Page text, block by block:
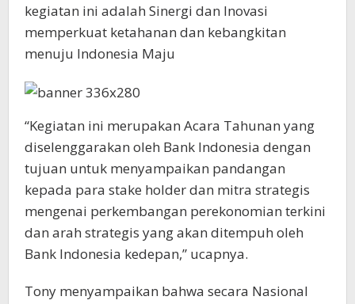
kegiatan ini adalah Sinergi dan Inovasi
memperkuat ketahanan dan kebangkitan
menuju Indonesia Maju
“Kegiatan ini merupakan Acara Tahunan yang
diselenggarakan oleh Bank Indonesia dengan
tujuan untuk menyampaikan pandangan
kepada para stake holder dan mitra strategis
mengenai perkembangan perekonomian terkini
dan arah strategis yang akan ditempuh oleh
Bank Indonesia kedepan,” ucapnya.
Tony menyampaikan bahwa secara Nasional